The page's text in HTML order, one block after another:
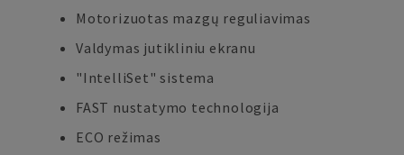
Motorizuotas mazgų reguliavimas
Valdymas jutikliniu ekranu
"IntelliSet" sistema
FAST nustatymo technologija
ECO režimas